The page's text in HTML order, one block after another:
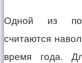
Одной из
считаются
время года.